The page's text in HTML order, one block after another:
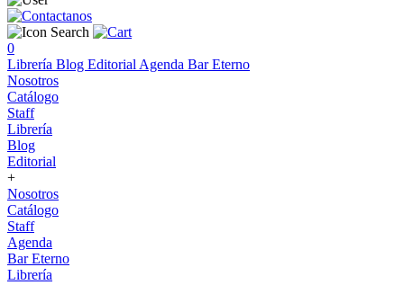
0
Librería Blog Editorial Agenda Bar Eterno
Nosotros
Catálogo
Staff
Librería
Blog
Editorial
+
Nosotros
Catálogo
Staff
Agenda
Bar Eterno
Librería